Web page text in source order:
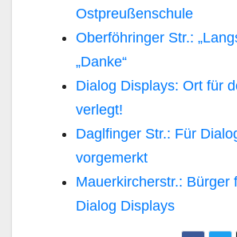
Ostpreußenschule
Oberföhringer Str.:
„Danke“
Dialog Displays: Ort für
verlegt!
Daglfinger Str.: Für
vorgemerkt
Mauerkircherstr.: Bürger
Dialog Displays